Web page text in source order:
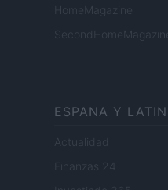
HomeMagazine
SecondHomeMagazine
ESPANA Y
Actualidad
Finanzas 24